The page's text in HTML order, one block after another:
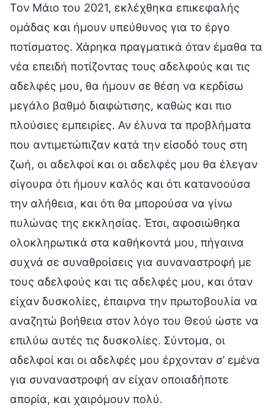
Τον Μάιο του 2021, εκλέχθηκα επικεφαλής
ομάδας και ήμουν υπεύθυνος για το έργο
ποτίσματος. Χάρηκα πραγματικά όταν έμαθα τα
νέα επειδή ποτίζοντας τους αδελφούς και τις
αδελφές μου, θα ήμουν σε θέση να κερδίσω
μεγάλο βαθμό διαφώτισης, καθώς και πιο
πλούσιες εμπειρίες. Αν έλυνα τα προβλήματα
που αντιμετώπιζαν κατά την είσοδό τους στη
ζωή, οι αδελφοί και οι αδελφές μου θα έλεγαν
σίγουρα ότι ήμουν καλός και ότι κατανοούσα
την αλήθεια, και ότι θα μπορούσα να γίνω
πυλώνας της εκκλησίας. Έτσι, αφοσιώθηκα
ολοκληρωτικά στα καθήκοντά μου, πήγαινα
συχνά σε συναθροίσεις για συναναστροφή με
τους αδελφούς και τις αδελφές μου, και όταν
είχαν δυσκολίες, έπαιρνα την πρωτοβουλία να
αναζητώ βοήθεια στον λόγο του Θεού ώστε να
επιλύω αυτές τις δυσκολίες. Σύντομα, οι
αδελφοί και οι αδελφές μου έρχονταν σ’ εμένα
για συναναστροφή αν είχαν οποιαδήποτε
απορία, και χαιρόμουν πολύ.